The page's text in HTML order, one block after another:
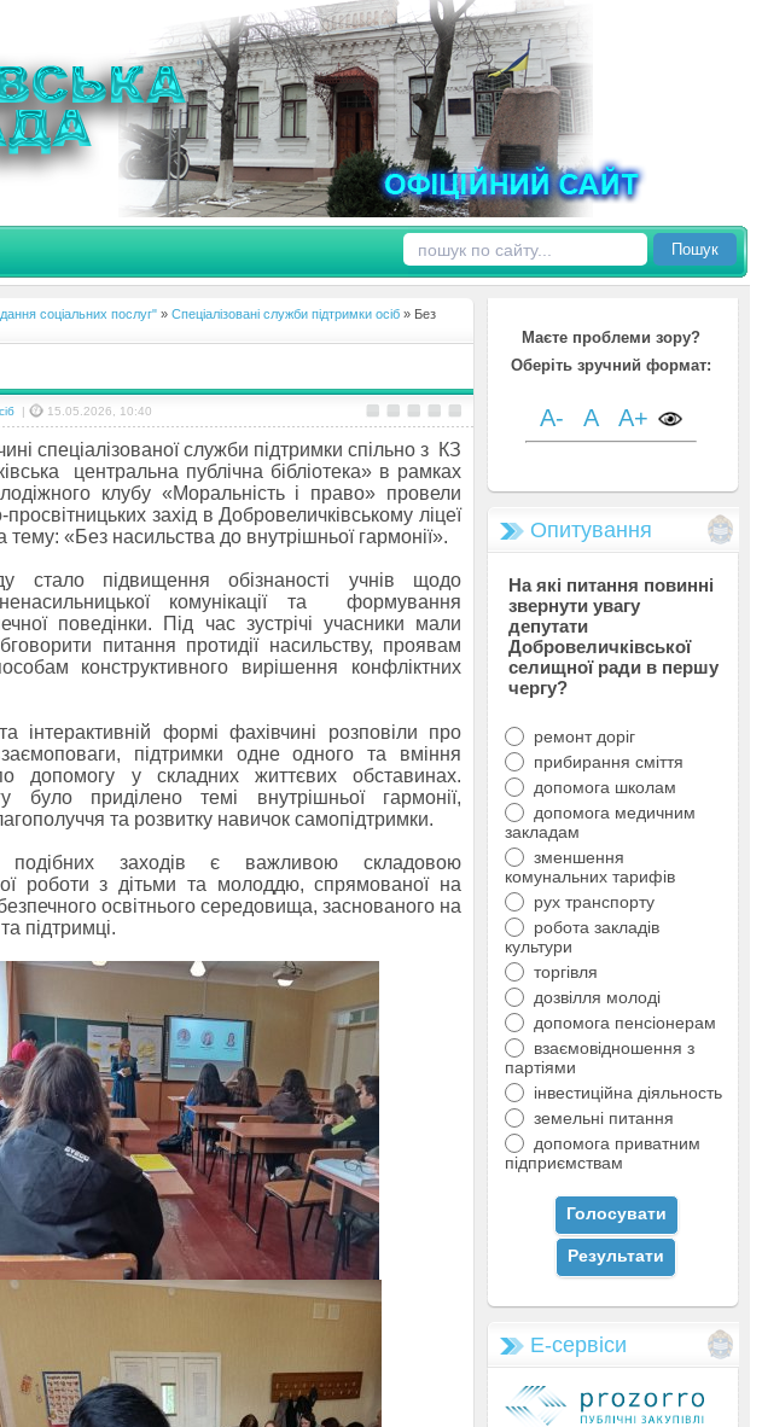
Пошук
соціальних послуг" » Спеціалізовані служби підтримки осіб » Без
| 15.05.2026, 10:40
спеціалізованої служби підтримки спільно з КЗ
центральна публічна бібліотека» в рамках
клубу «Моральність і право» провели
захід в Добровеличківському ліцеї
тему: «Без насильства до внутрішньої гармонії».
стало підвищення обізнаності учнів щодо
комунікації та формування
поведінки. Під час зустрічі учасники мали
питання протидії насильству, проявам
конструктивного вирішення конфліктних
інтерактивній формі фахівчині розповіли про
підтримки одне одного та вміння
допомогу у складних життєвих обставинах.
було приділено темі внутрішньої гармонії,
та розвитку навичок самопідтримки.
подібних заходів є важливою складовою
роботи з дітьми та молоддю, спрямованої на
освітнього середовища, заснованого на
підтримці.
Маєте проблеми зору?
Оберіть зручний формат:
A- A A+
Опитування
На які питання повинні
звернути увагу
депутати
Добровеличківської
селищної ради в першу
чергу?
ремонт доріг
прибирання сміття
допомога школам
допомога медичним
закладам
зменшення
комунальних тарифів
рух транспорту
робота закладів
культури
торгівля
дозвілля молоді
допомога пенсіонерам
взаємовідношення з
партіями
інвестиційна діяльность
земельні питання
допомога приватним
підприємствам
Е-сервіси